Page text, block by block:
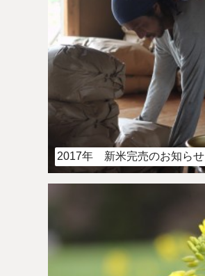
2017年 新米完売のお知らせ